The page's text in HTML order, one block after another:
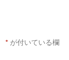
* が付いている欄